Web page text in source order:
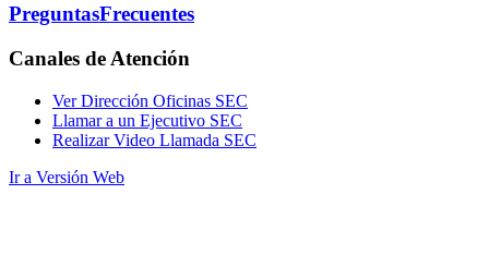
PreguntasFrecuentes
Canales de Atención
Ver Dirección Oficinas SEC
Llamar a un Ejecutivo SEC
Realizar Video Llamada SEC
Ir a Versión Web